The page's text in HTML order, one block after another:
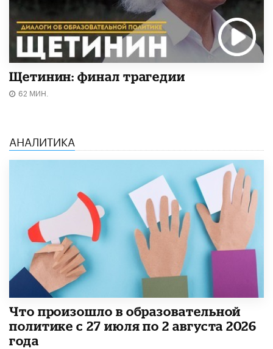
Щетинин: финал трагедии
62 МИН.
АНАЛИТИКА
​Что произошло в образовательной
политике с 27 июля по 2 августа 2026
года